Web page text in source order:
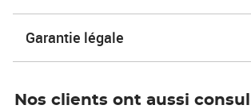
Garantie légale
Nos clients ont aussi